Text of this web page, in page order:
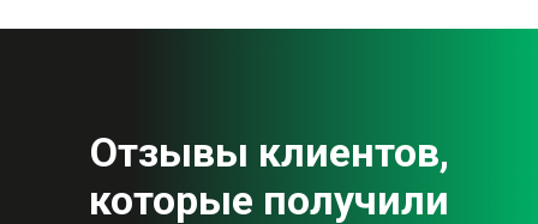
Отзывы клиентов,
которые получили